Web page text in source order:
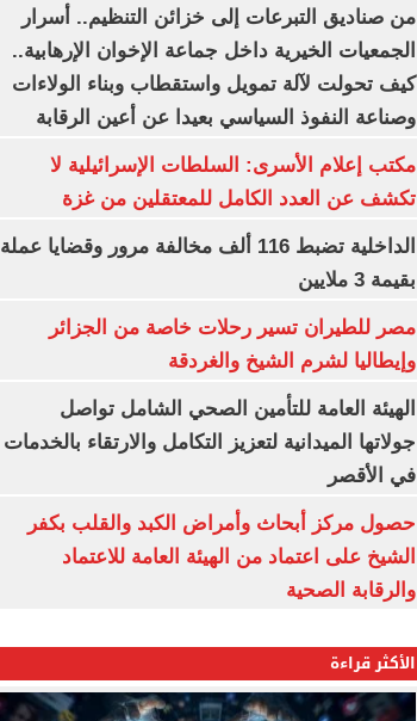
من صناديق التبرعات إلى خزائن التنظيم.. أسرار
الجمعيات الخيرية داخل جماعة الإخوان الإرهابية..
كيف تحولت لآلة تمويل واستقطاب وبناء الولاءات
وصناعة النفوذ السياسي بعيدا عن أعين الرقابة
مكتب إعلام الأسرى: السلطات الإسرائيلية لا
تكشف عن العدد الكامل للمعتقلين من غزة
الداخلية تضبط 116 ألف مخالفة مرور وقضايا عملة
بقيمة 3 ملايين
مصر للطيران تسير رحلات خاصة من الجزائر
وإيطاليا لشرم الشيخ والغردقة
الهيئة العامة للتأمين الصحي الشامل تواصل
جولاتها الميدانية لتعزيز التكامل والارتقاء بالخدمات
في الأقصر
حصول مركز أبحاث وأمراض الكبد والقلب بكفر
الشيخ على اعتماد من الهيئة العامة للاعتماد
والرقابة الصحية
الأكثر قراءة